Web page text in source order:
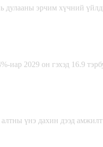
дулааны эрчим хүчний
иар 2029 он гэхэд 16.9
үнэ дахин дээд